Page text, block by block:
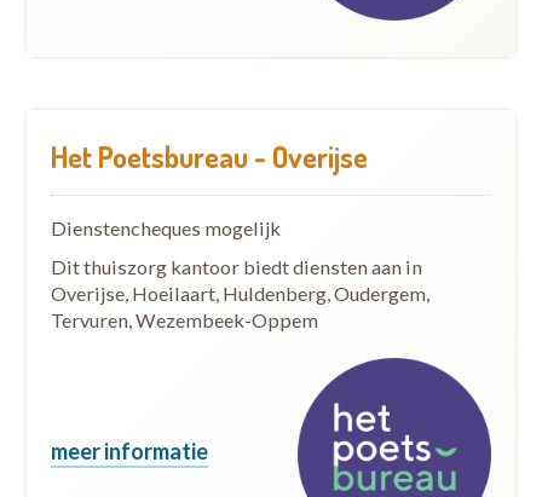
Het Poetsbureau - Overijse
Dienstencheques mogelijk
Dit thuiszorg kantoor biedt diensten aan in
Overijse, Hoeilaart, Huldenberg, Oudergem,
Tervuren, Wezembeek-Oppem
meer informatie